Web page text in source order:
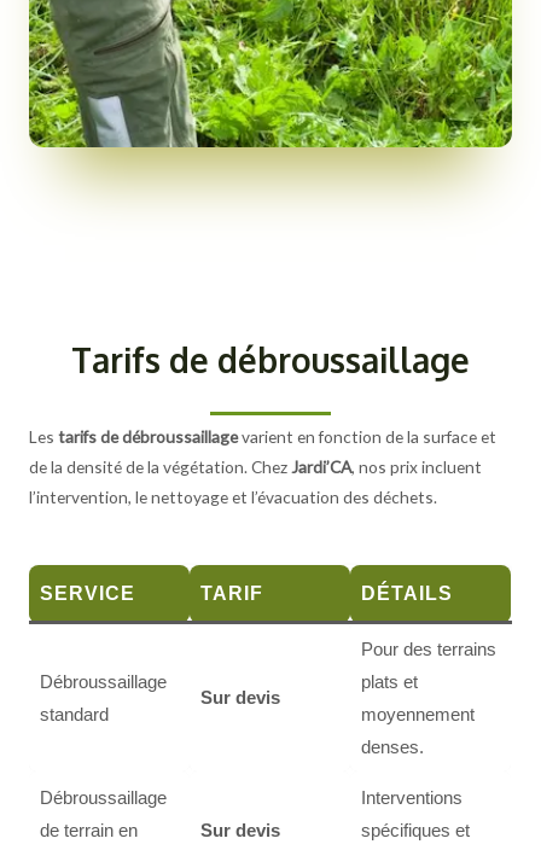
Tarifs de débroussaillage
Les tarifs de débroussaillagevarient en fonction de la surface et
de la densité de la végétation. Chez Jardi’CA, nos prix incluent
l’intervention, le nettoyage et l’évacuation des déchets.
SERVICE TARIF DÉTAILS
Débroussaillage
standard
Sur devis
Pour des terrains
plats et
moyennement
denses.
Débroussaillage
de terrain en
Sur devis
Interventions
spécifiques et